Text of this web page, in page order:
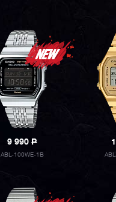
9 990P
ABL-100WE-1B